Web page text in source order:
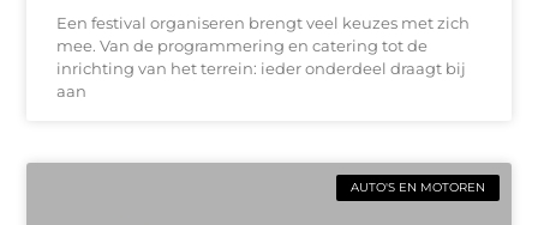
Een festival organiseren brengt veel keuzes met zich
mee. Van de programmering en catering tot de
inrichting van het terrein: ieder onderdeel draagt bij
aan
AUTO'S EN MOTOREN